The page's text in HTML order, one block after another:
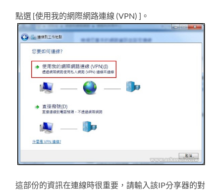
點選 [使用我的網際網路連線 (VPN) ]。
這部份的資訊在連線時很重要，請輸入該IP分享器的對